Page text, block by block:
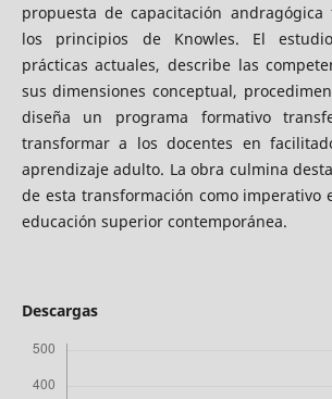
propuesta de capacitación andragógica
los principios de Knowles. El
prácticas actuales, describe las
sus dimensiones conceptual,
diseña un programa formativo
transformar a los docentes en
aprendizaje adulto. La obra culmina
de esta transformación como imperativo
educación superior contemporánea.
Descargas